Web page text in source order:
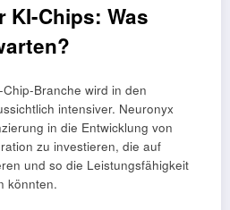
KI-Chips: Was
Branche wird in den
intensiver. Neuronyx
in die Entwicklung von
zu investieren, die auf
und so die Leistungsfähigkeit
könnten.